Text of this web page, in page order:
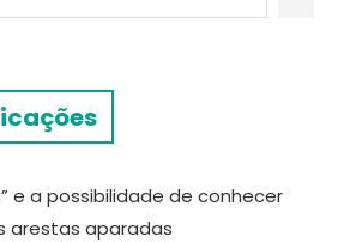
e a possibilidade de conhecer
arestas aparadas